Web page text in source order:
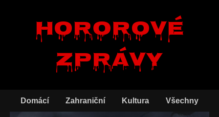
Hororové
zprávy
Domácí Zahraniční Kultura Všechny